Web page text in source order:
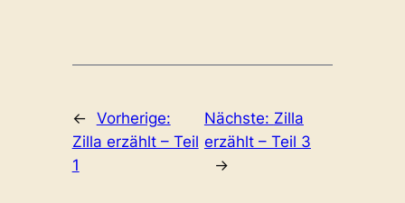
← Vorherige:
Zilla erzählt – Teil
1
Nächste: Zilla
erzählt – Teil 3
→